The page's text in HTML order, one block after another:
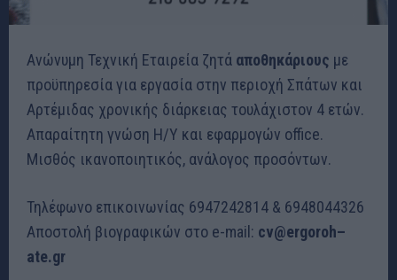
Ανώνυμη Τεχνική Εταιρεία ζητά αποθηκάριους με
προϋπηρεσία για εργασία στην περιοχή Σπάτων και
Αρτέμιδας χρονικής διάρκειας τουλάχιστον 4 ετών.
Απαραίτητη γνώση Η/Υ και εφαρμογών office.
Μισθός ικανοποιητικός, ανάλογος προσόντων.
Τηλέφωνο επικοινωνίας 6947242814 & 6948044326
Αποστολή βιογραφικών στο e-mail: cv@ergoroh–
ate.gr